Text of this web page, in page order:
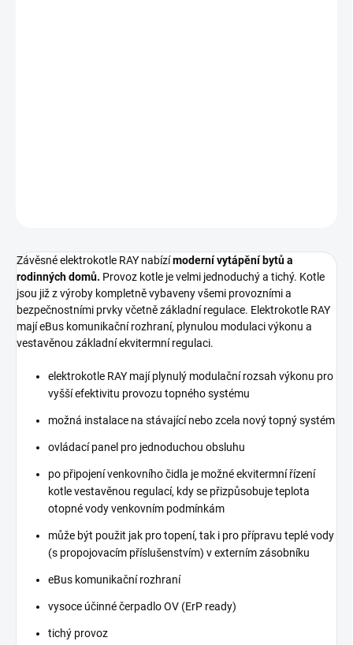
Závěsné elektrokotle RAY nabízímoderní vytápění bytů a
rodinných domů. Provoz kotle je velmi jednoduchý a tichý. Kotle
jsou již z výroby kompletně vybaveny všemi provozními a
bezpečnostními prvky včetně základní regulace. Elektrokotle RAY
mají eBus komunikační rozhraní, plynulou modulaci výkonu a
vestavěnou základní ekvitermní regulaci.
elektrokotle RAY mají plynulý modulační rozsah výkonu pro
vyšší efektivitu provozu topného systému
možná instalace na stávající nebo zcela nový topný systém
ovládací panel pro jednoduchou obsluhu
po připojení venkovního čidla je možné ekvitermní řízení
kotle vestavěnou regulací, kdy se přizpůsobuje teplota
otopné vody venkovním podmínkám
může být použit jak pro topení, tak i pro přípravu teplé vody
(s propojovacím příslušenstvím) v externím zásobníku
eBus komunikační rozhraní
vysoce účinné čerpadlo OV (ErP ready)
tichý provoz